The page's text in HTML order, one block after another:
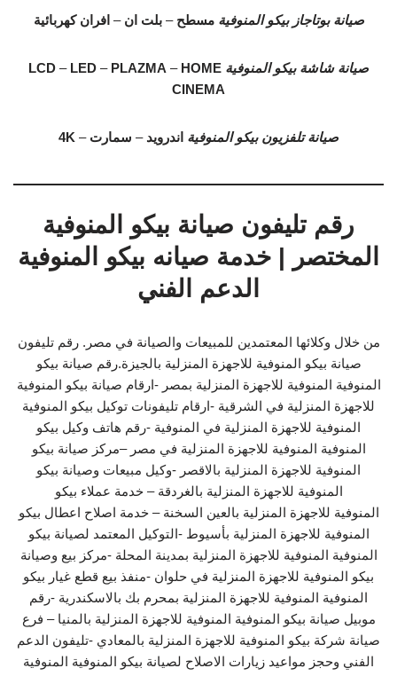
صيانة بوتاجاز بيكو المنوفية مسطح –بلت ان – افران كهربائية
صيانة شاشة بيكو المنوفية LCD – LED – PLAZMA – HOME
CINEMA
صيانة تلفزيون بيكو المنوفية اندرويد – سمارت –
4K
رقم تليفون صيانة بيكو المنوفية
المختصر | خدمة صيانه بيكو المنوفية
الدعم الفني
من خلال وكلائها المعتمدين للمبيعات والصيانة في مصر. رقم تليفون
صيانة بيكو المنوفية للاجهزة المنزلية بالجيزة.رقم صيانة بيكو
المنوفية المنوفية للاجهزة المنزلية بمصر -ارقام صيانة بيكو المنوفية
للاجهزة المنزلية في الشرقية -ارقام تليفونات توكيل بيكو المنوفية
المنوفية للاجهزة المنزلية في المنوفية -رقم هاتف وكيل بيكو
المنوفية المنوفية للاجهزة المنزلية في مصر –مركز صيانة بيكو
المنوفية للاجهزة المنزلية بالاقصر -وكيل مبيعات وصيانة بيكو
المنوفية للاجهزة المنزلية بالغردقة – خدمة عملاء بيكو
المنوفية للاجهزة المنزلية بالعين السخنة – خدمة اصلاح اعطال بيكو
المنوفية للاجهزة المنزلية بأسيوط -التوكيل المعتمد لصيانة بيكو
المنوفية المنوفية للاجهزة المنزلية بمدينة المحلة -مركز بيع وصيانة
بيكو المنوفية للاجهزة المنزلية في حلوان -منفذ بيع قطع غيار بيكو
المنوفية المنوفية للاجهزة المنزلية بمحرم بك بالاسكندرية -رقم
موبيل صيانة بيكو المنوفية المنوفية للاجهزة المنزلية بالمنيا – فرع
صيانة شركة بيكو المنوفية للاجهزة المنزلية بالمعادي -تليفون الدعم
الفني وحجز مواعيد زيارات الاصلاح لصيانة بيكو المنوفية المنوفية